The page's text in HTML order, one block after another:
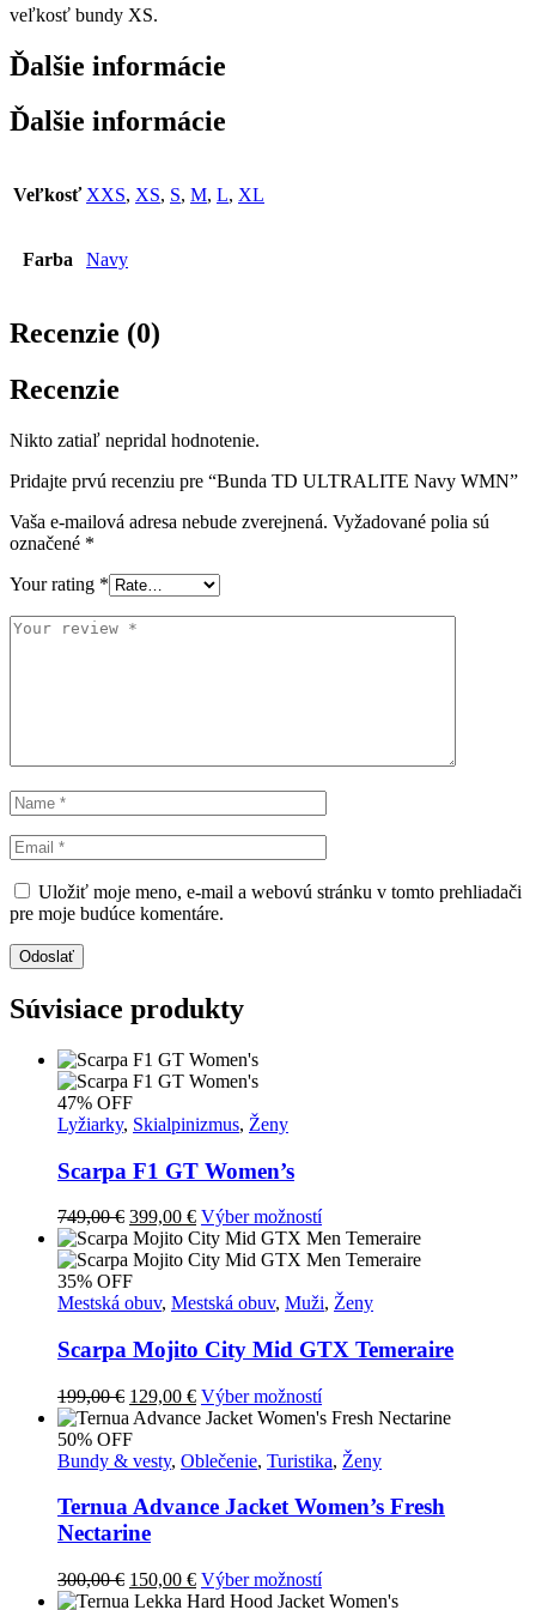
veľkosť bundy XS.
Ďalšie informácie
Ďalšie informácie
Veľkosť XXS, XS, S, M, L, XL
Farba Navy
Recenzie (0)
Recenzie
Nikto zatiaľ nepridal hodnotenie.
Pridajte prvú recenziu pre “Bunda TD ULTRALITE Navy WMN”
Vaša e-mailová adresa nebude zverejnená. Vyžadované polia sú
označené *
Your rating *
Uložiť moje meno, e-mail a webovú stránku v tomto prehliadači
pre moje budúce komentáre.
Odoslať
Súvisiace produkty
47% OFF
Lyžiarky, Skialpinizmus, Ženy
Scarpa F1 GT Women’s
749,00€ Pôvodná
cena
bola:
749,00 €.
399,00 €Aktuálna
cena
je:
Výber možnostíTento
produkt
má
variantov.
si
môžete
vybrať
na
stránke
produktu.
35% OFF
Mestská obuv, Mestská obuv, Muži, Ženy
Scarpa Mojito City Mid GTX Temeraire
199,00€ Pôvodná
cena
bola:
199,00 €.
129,00 €Aktuálna
cena
129,00 €.
Výber možnostíTento
produkt
viacero
Možnosti
vybrať
na
50% OFF
Bundy & vesty, Oblečenie, Turistika, Ženy
Ternua Advance Jacket Women’s Fresh
Nectarine
300,00€ Pôvodná
cena
150,00 €Aktuálna
cena
Výber možnostíTento
produkt